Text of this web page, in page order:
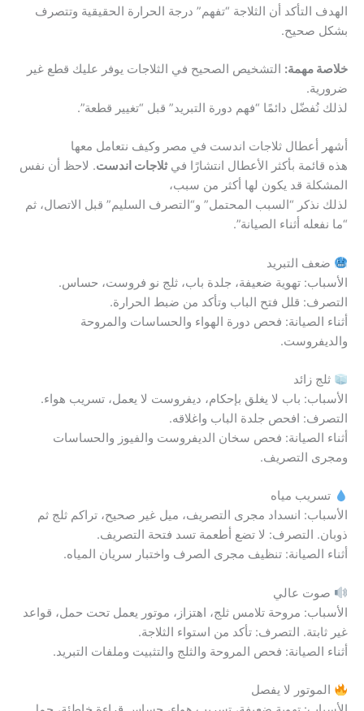
الهدف التأكد أن الثلاجة “تفهم” درجة الحرارة الحقيقية وتتصرف
بشكل صحيح.
خلاصة مهمة: التشخيص الصحيح في الثلاجات يوفر عليك قطع غير
ضرورية.
لذلك نُفضّل دائمًا “فهم دورة التبريد” قبل “تغيير قطعة”.
أشهر أعطال ثلاجات اندست في مصر وكيف نتعامل معها
هذه قائمة بأكثر الأعطال انتشارًا فيثلاجات اندست. لاحظ أن نفس
المشكلة قد يكون لها أكثر من سبب،
لذلك نذكر “السبب المحتمل” و“التصرف السليم” قبل الاتصال، ثم
“ما نفعله أثناء الصيانة”.
ضعف التبريد
الأسباب: تهوية ضعيفة، جلدة باب، ثلج نو فروست، حساس.
التصرف: قلل فتح الباب وتأكد من ضبط الحرارة.
أثناء الصيانة: فحص دورة الهواء والحساسات والمروحة
والديفروست.
ثلج زائد
الأسباب: باب لا يغلق بإحكام، ديفروست لا يعمل، تسريب هواء.
التصرف: افحص جلدة الباب واغلاقه.
أثناء الصيانة: فحص سخان الديفروست والفيوز والحساسات
ومجرى التصريف.
تسريب مياه
الأسباب: انسداد مجرى التصريف، ميل غير صحيح، تراكم ثلج ثم
ذوبان. التصرف: لا تضع أطعمة تسد فتحة التصريف.
أثناء الصيانة: تنظيف مجرى الصرف واختبار سريان المياه.
صوت عالي
الأسباب: مروحة تلامس ثلج، اهتزاز، موتور يعمل تحت حمل، قواعد
غير ثابتة. التصرف: تأكد من استواء الثلاجة.
أثناء الصيانة: فحص المروحة والثلج والتثبيت وملفات التبريد.
الموتور لا يفصل